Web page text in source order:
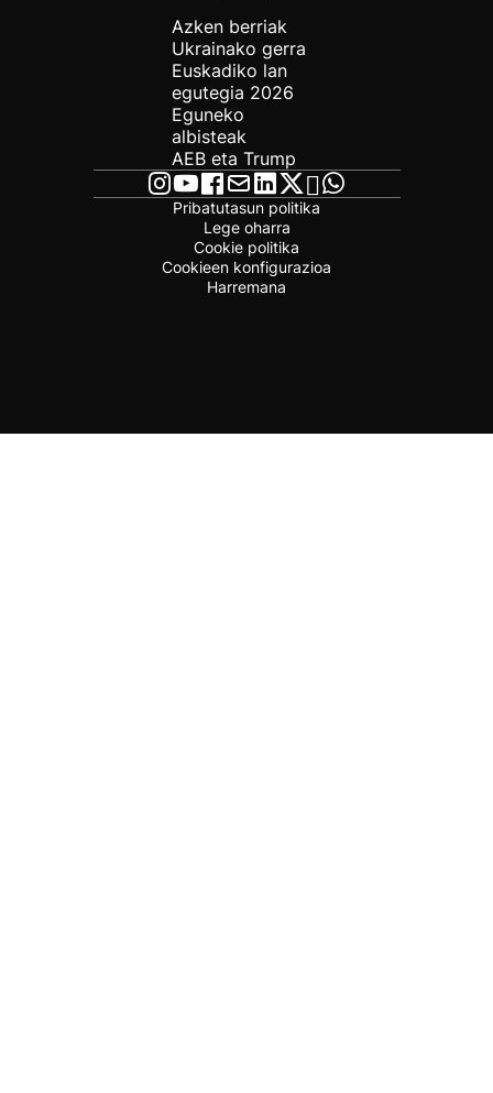
Azken berriak
Ukrainako gerra
Euskadiko lan
egutegia 2026
Eguneko
albisteak
AEB eta Trump
Pribatutasun politika
Lege oharra
Cookie politika
Cookieen konfigurazioa
Harremana